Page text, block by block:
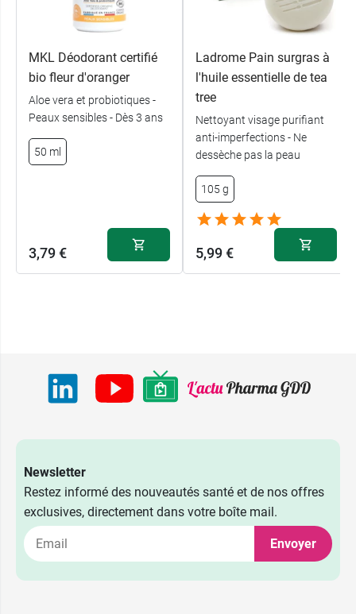
MKL Déodorant certifié
bio fleur d'oranger
Aloe vera et probiotiques -
Peaux sensibles - Dès 3 ans
50 ml
3,79 €
Ladrome Pain surgras à
l'huile essentielle de tea
tree
Nettoyant visage purifiant
anti-imperfections - Ne
dessèche pas la peau
105 g
5,99 €
Newsletter
Restez informé des nouveautés santé et de nos offres
exclusives, directement dans votre boîte mail.
Envoyer